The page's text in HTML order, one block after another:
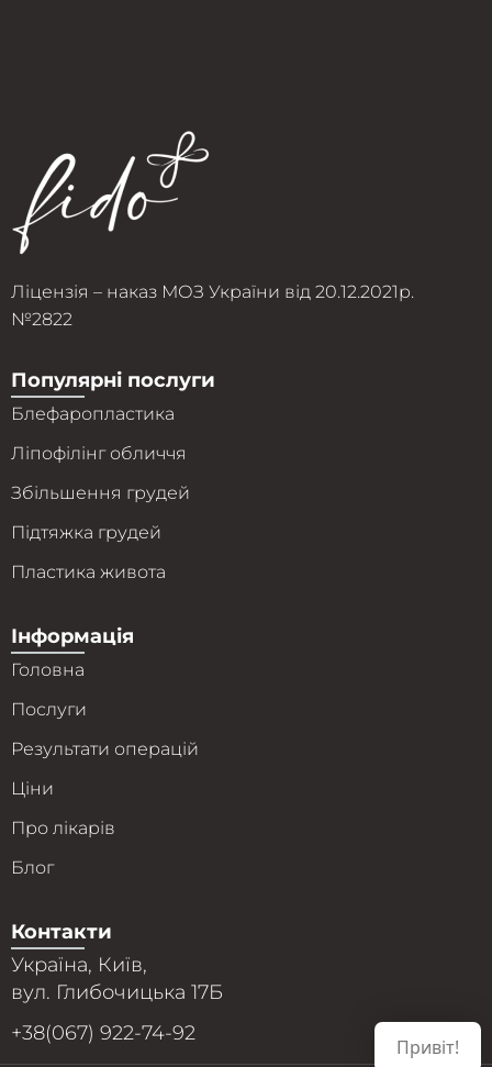
Ліцензія – наказ МОЗ України від 20.12.2021р.
№2822
Популярні послуги
Блефаропластика
Ліпофілінг обличчя
Збільшення грудей
Підтяжка грудей
Пластика живота
Інформація
Головна
Послуги
Результати операцій
Ціни
Про лікарів
Блог
Контакти
Україна, Київ,
вул. Глибочицька 17Б
+38(067) 922-74-92
Привіт!